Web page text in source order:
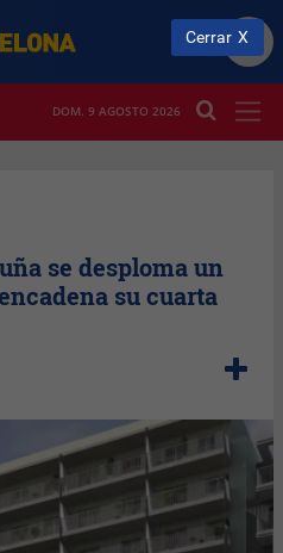
DOM. 9 AGOSTO 2026
se desploma un
su cuarta
Cerrar